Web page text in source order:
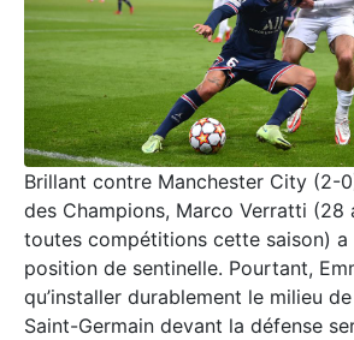
Brillant contre Manchester City (2-
des Champions, Marco Verratti (28
toutes compétitions cette saison) a
position de sentinelle. Pourtant,
qu’installer durablement le milieu
Saint-Germain devant la défense